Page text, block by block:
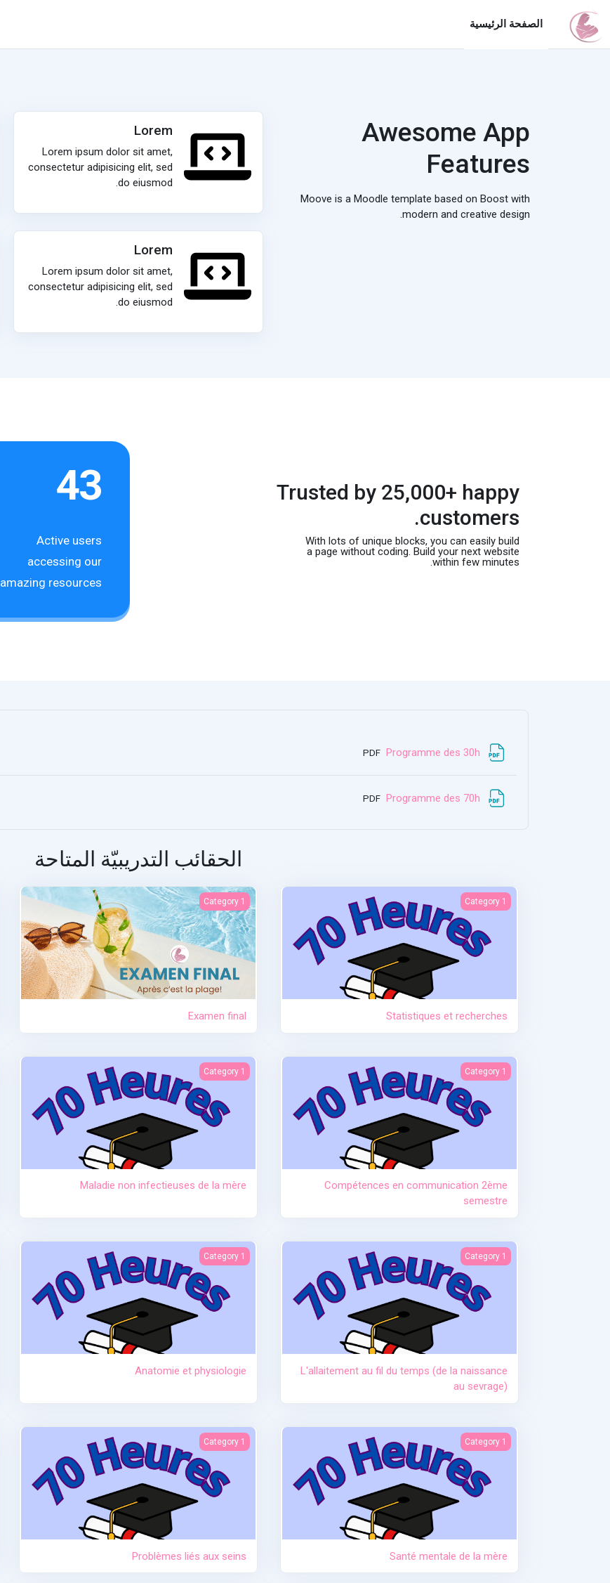
الصفحة الرئيسية
Awesome App
Features
Moove is a Moodle template based on Boost with
modern and creative design.
Lorem
Lorem ipsum dolor sit amet,
consectetur adipisicing elit, sed
do eiusmod.
Lorem
Lorem ipsum dolor sit amet,
consectetur adipisicing elit, sed
do eiusmod.
Trusted by 25,000+ happy
customers.
With lots of unique blocks, you can easily build
a page without coding. Build your next website
within few minutes.
43
Active users
accessing our
amazing resources
Programme des 30h ملف
PDF
Programme des 70h ملف
PDF
الحقائب التدريبيّة المتاحة
Statistiques et recherches
Category 1
Statistiques et recherches
Examen final
Category 1
Examen final
Compétences en communication 2ème semestre
Category 1
Compétences en communication 2ème
semestre
Maladie non infectieuses de la mère
Category 1
Maladie non infectieuses de la mère
L'allaitement au fil du temps (de la naissance au sevrage)
Category 1
L'allaitement au fil du temps (de la naissance
au sevrage)
Anatomie et physiologie
Category 1
Anatomie et physiologie
Santé mentale de la mère
Category 1
Santé mentale de la mère
Problèmes liés aux seins
Category 1
Problèmes liés aux seins